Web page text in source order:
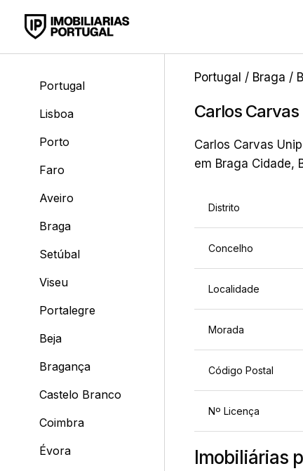
Portugal
Lisboa
Porto
Faro
Aveiro
Braga
Setúbal
Viseu
Portalegre
Beja
Bragança
Castelo Branco
Coimbra
Évora
Portugal / Braga /
Carlos
Carlos Carvas
em Braga Cidade,
Distrito
Concelho
Localidade
Morada
Código Postal
Nº Licença
Imobiliárias